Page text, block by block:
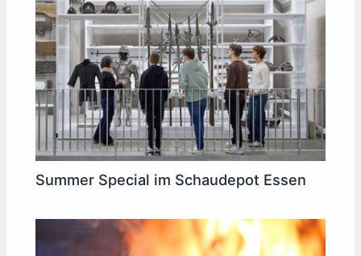
Summer Special im Schaudepot Essen